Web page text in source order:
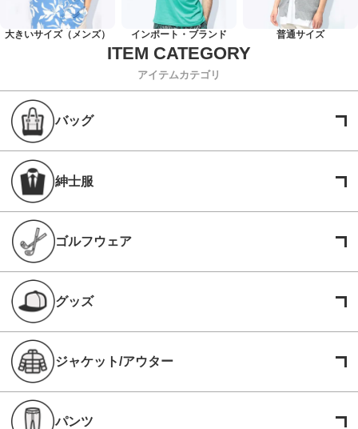
大きいサイズ（メンズ） インポート・ブランド 普通サイズ
アイテムカテゴリ
バッグ
紳士服
ゴルフウェア
グッズ
ジャケット/アウター
パンツ